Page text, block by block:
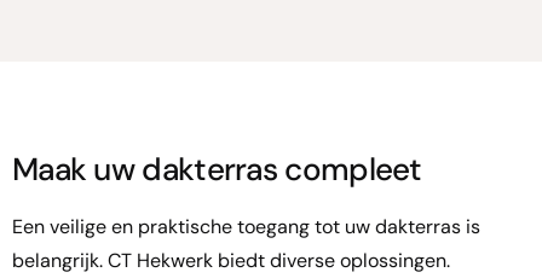
Maak uw dakterras compleet
Een veilige en praktische toegang tot uw dakterras is
belangrijk. CT Hekwerk biedt diverse oplossingen.